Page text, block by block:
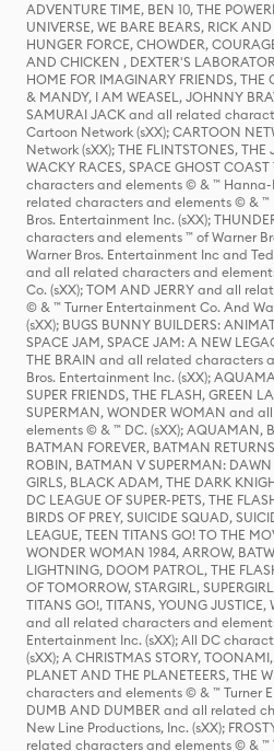
ADVENTURE TIME, BEN 10, THE
UNIVERSE, WE BARE BEARS, RICK
HUNGER FORCE, CHOWDER,
AND CHICKEN , DEXTER'S
HOME FOR IMAGINARY FRIENDS, THE
& MANDY, I AM WEASEL, JOHNNY
SAMURAI JACK and all related
Cartoon Network (sXX); CARTOON
Network (sXX); THE FLINTSTONES,
WACKY RACES, SPACE GHOST
characters and elements © & ™ Hanna-
related characters and elements © &
Bros. Entertainment Inc. (sXX);
characters and elements ™ of Warner
Warner Bros. Entertainment Inc and Ted
and all related characters and
Co. (sXX); TOM AND JERRY and all
© & ™ Turner Entertainment Co. And
(sXX); BUGS BUNNY BUILDERS:
SPACE JAM, SPACE JAM: A NEW
THE BRAIN and all related characters
Bros. Entertainment Inc. (sXX);
SUPER FRIENDS, THE FLASH, GREEN
SUPERMAN, WONDER WOMAN and
elements © & ™ DC. (sXX); AQUAMAN,
BATMAN FOREVER, BATMAN
ROBIN, BATMAN V SUPERMAN: DAWN
GIRLS, BLACK ADAM, THE DARK
DC LEAGUE OF SUPER-PETS, THE
BIRDS OF PREY, SUICIDE SQUAD,
LEAGUE, TEEN TITANS GO! TO THE
WONDER WOMAN 1984, ARROW,
LIGHTNING, DOOM PATROL, THE
OF TOMORROW, STARGIRL,
TITANS GO!, TITANS, YOUNG
and all related characters and
Entertainment Inc. (sXX); All DC
(sXX); A CHRISTMAS STORY,
PLANET AND THE PLANETEERS, THE
characters and elements © & ™ Turner
DUMB AND DUMBER and all related
New Line Productions, Inc. (sXX);
related characters and elements © & ™